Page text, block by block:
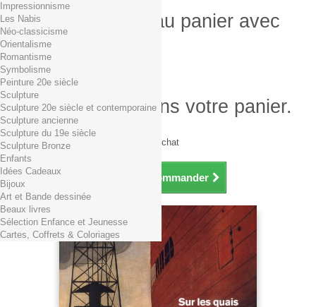
Produit ajouté au panier avec
succès
Quantité
Total
Il y a 1 produit dans votre panier.
Total produits TTC
Frais de port TTC
0,01€ dès 29€ d'achat
Total TTC
Continuer mes achats Commander
Impressionnisme
Les Nabis
Néo-classicisme
Orientalisme
Romantisme
Symbolisme
Peinture 20e siècle
Sculpture
Sculpture 20e siècle et contemporaine
Sculpture ancienne
Sculpture du 19e siècle
Sculpture Bronze
Enfants
Idées Cadeaux
Bijoux
Art et Bande dessinée
Beaux livres
Sélection Enfance et Jeunesse
Cartes, Coffrets & Coloriages